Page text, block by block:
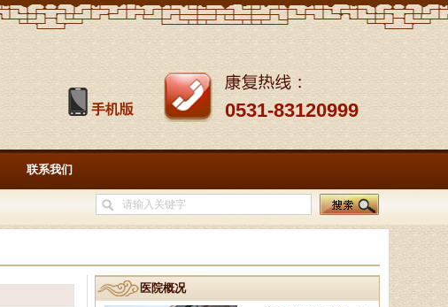
0531-83120999
联系我们
医院概况
济南杏林中医医院院长、副主
任中医师、蔺氏三通正骨术非遗传
承人、山东神州中医药研究所所
长、山东省老年医．．．
徐乐芳
医学会风湿骨病专业委员会委员、
山东中医药学会．．．
杨润河
副主任中医师、济南市名中医